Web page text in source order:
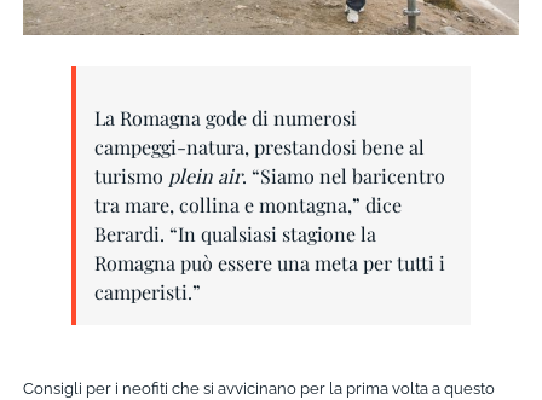
La Romagna gode di numerosi
campeggi-natura, prestandosi bene al
turismo plein air. “Siamo nel baricentro
tra mare, collina e montagna,” dice
Berardi. “In qualsiasi stagione la
Romagna può essere una meta per tutti i
camperisti.”
Consigli per i neofiti che si avvicinano per la prima volta a questo